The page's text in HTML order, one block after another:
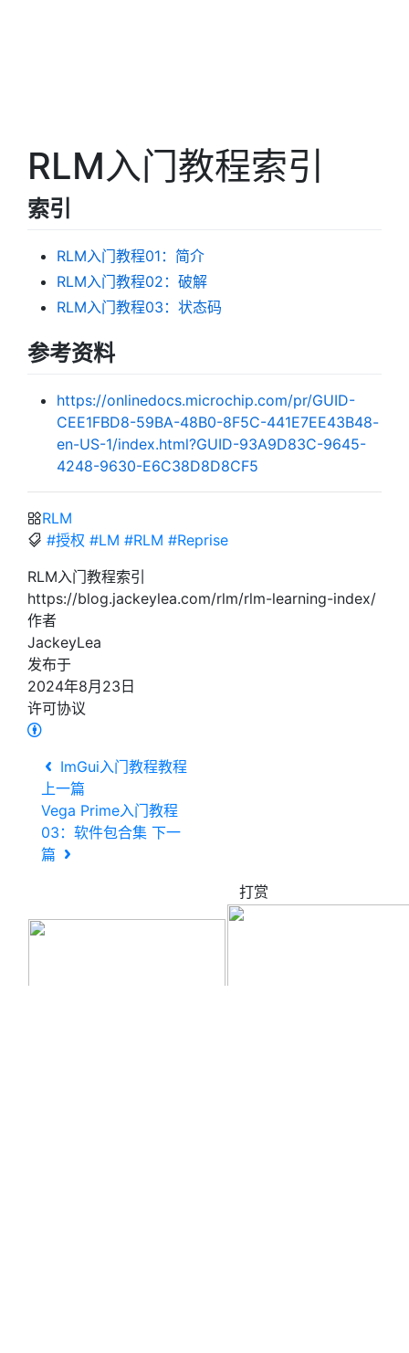
RLM入门教程索引
索引
RLM入门教程01：简介
RLM入门教程02：破解
RLM入门教程03：状态码
参考资料
https://onlinedocs.microchip.com/pr/GUID-
CEE1FBD8-59BA-48B0-8F5C-441E7EE43B48-
en-US-1/index.html?GUID-93A9D83C-9645-
4248-9630-E6C38D8D8CF5
RLM
#授权 #LM #RLM #Reprise
RLM入门教程索引
https://blog.jackeylea.com/rlm/rlm-learning-index/
作者
JackeyLea
发布于
2024年8月23日
许可协议
ImGui入门教程教程
上一篇
Vega Prime入门教程
03：软件包合集 下一
篇
打赏